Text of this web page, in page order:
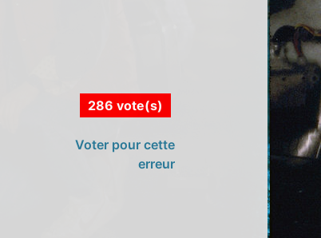
286 vote(s)
Voter pour cette
erreur